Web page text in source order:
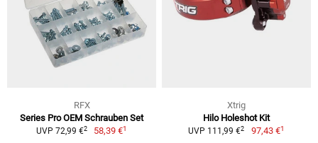
RFX
Series Pro OEM Schrauben Set
UVP 72,99 €2 58,39 €1
Xtrig
Hilo Holeshot Kit
UVP 111,99 €2 97,43 €1